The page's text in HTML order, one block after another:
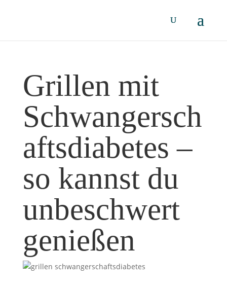
Grillen mit
Schwangersch
aftsdiabetes –
so kannst du
unbeschwert
genießen